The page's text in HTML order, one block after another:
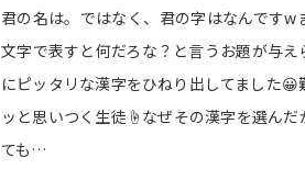
君の名は。ではなく、君の字はなんですw
文字で表すと何だろな？と言うお題が与
にピッタリな漢字をひねり出してました
ッと思いつく生徒☝️なぜその漢字を選んだ
ても…